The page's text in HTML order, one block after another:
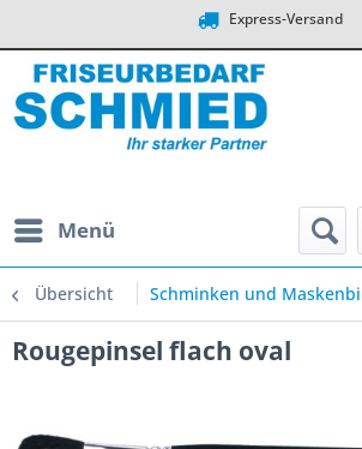
Express-Versand
Menü
Übersicht Schminken und
Rougepinsel flach oval